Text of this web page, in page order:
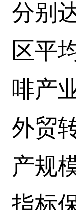
分别
区平
啡产
外贸
产规
指标